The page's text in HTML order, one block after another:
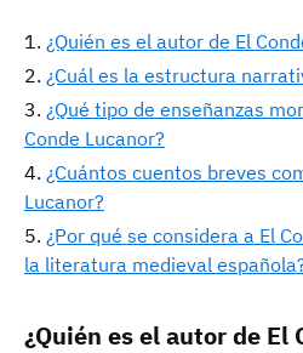
¿Quién es el autor de El
¿Cuál es la estructura
¿Qué tipo de enseñanzas
Conde Lucanor?
¿Cuántos cuentos breves
Lucanor?
¿Por qué se considera a El
la literatura medieval
¿Quién es el autor de El